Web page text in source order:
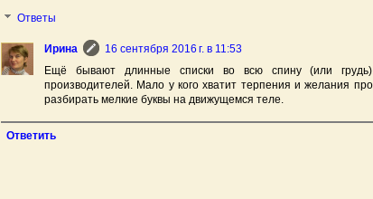
Ответы
Ирина
16 сентября 2016 г. в 11:53
Ещё бывают длинные списки во всю спину (или
производителей. Мало у кого хватит терпения и желания
разбирать мелкие буквы на движущемся теле.
Ответить